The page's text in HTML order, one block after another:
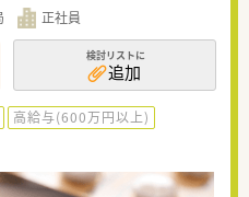
正社員
検討リストに
追加
高給与(600万円以上)